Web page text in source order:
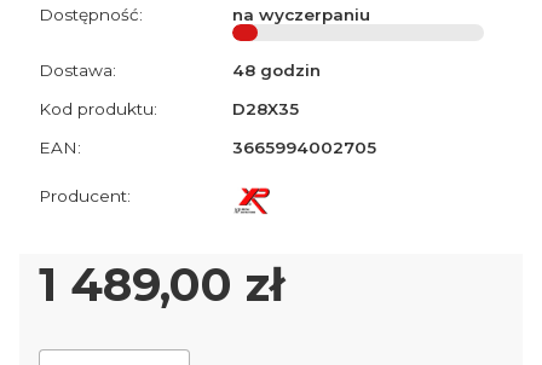
Dostępność: na wyczerpaniu
Dostawa:
48 godzin
Kod produktu:
D28X35
EAN:
3665994002705
Cena
1 489,00 zł